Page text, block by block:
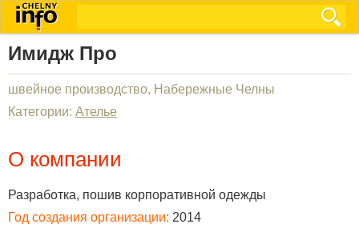
Имидж Про
швейное производство, Набережные Челны
Категории: Ателье
О компании
Разработка, пошив корпоративной одежды
Год создания организации: 2014